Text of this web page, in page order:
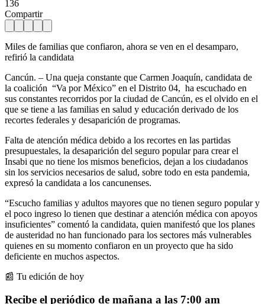
136
Compartir
Miles de familias que confiaron, ahora se ven en el desamparo,
refirió la candidata
Cancún. – Una queja constante que Carmen Joaquín, candidata de
la coalición “Va por México” en el Distrito 04, ha escuchado en
sus constantes recorridos por la ciudad de Cancún, es el olvido en el
que se tiene a las familias en salud y educación derivado de los
recortes federales y desaparición de programas.
Falta de atención médica debido a los recortes en las partidas
presupuestales, la desaparición del seguro popular para crear el
Insabi que no tiene los mismos beneficios, dejan a los ciudadanos
sin los servicios necesarios de salud, sobre todo en esta pandemia,
expresó la candidata a los cancunenses.
“Escucho familias y adultos mayores que no tienen seguro popular y
el poco ingreso lo tienen que destinar a atención médica con apoyos
insuficientes” comentó la candidata, quien manifestó que los planes
de austeridad no han funcionado para los sectores más vulnerables
quienes en su momento confiaron en un proyecto que ha sido
deficiente en muchos aspectos.
📰 Tu edición de hoy
Recibe el periódico de mañana a las 7:00 am